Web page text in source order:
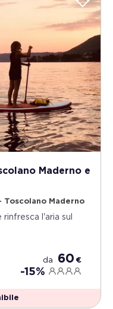
Maderno e
Toscolano Maderno
l'aria sul
da 60 €
-15%